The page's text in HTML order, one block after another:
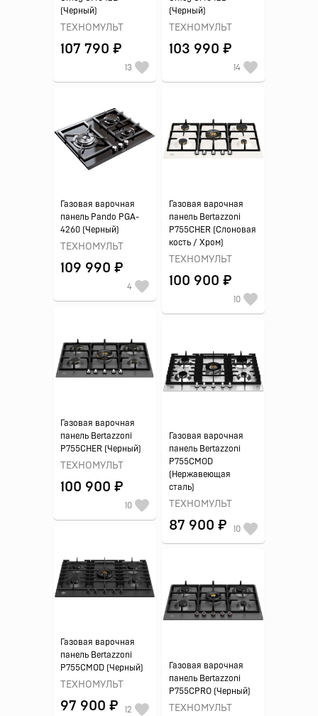
(Черный)
ТЕХНОМУЛЬТ
107 790 ₽
13
(Черный)
ТЕХНОМУЛЬТ
103 990 ₽
14
Газовая варочная
панель Pando PGA-
4260 (Черный)
ТЕХНОМУЛЬТ
109 990 ₽
4
Газовая варочная
панель Bertazzoni
P755CHER (Слоновая
кость / Хром)
ТЕХНОМУЛЬТ
100 900 ₽
10
Газовая варочная
панель Bertazzoni
P755CHER (Черный)
ТЕХНОМУЛЬТ
100 900 ₽
10
Газовая варочная
панель Bertazzoni
P755CMOD
(Нержавеющая
сталь)
ТЕХНОМУЛЬТ
87 900 ₽ 10
Газовая варочная
панель Bertazzoni
P755CMOD (Черный)
ТЕХНОМУЛЬТ
97 900 ₽ 12
Газовая варочная
панель Bertazzoni
P755CPRO (Черный)
ТЕХНОМУЛЬТ